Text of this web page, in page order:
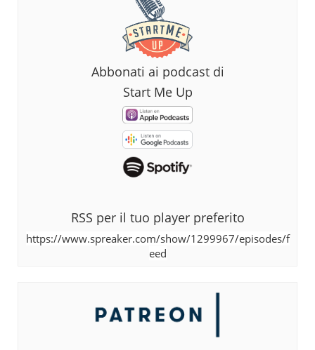
Abbonati ai podcast di
Start Me Up
RSS per il tuo player preferito
https://www.spreaker.com/show/1299967/episodes/f
eed